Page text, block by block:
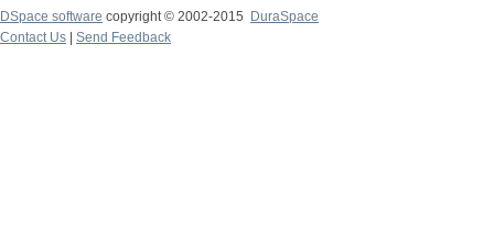
DSpace software copyright © 2002-2015
DuraSpace
Contact Us
Send Feedback